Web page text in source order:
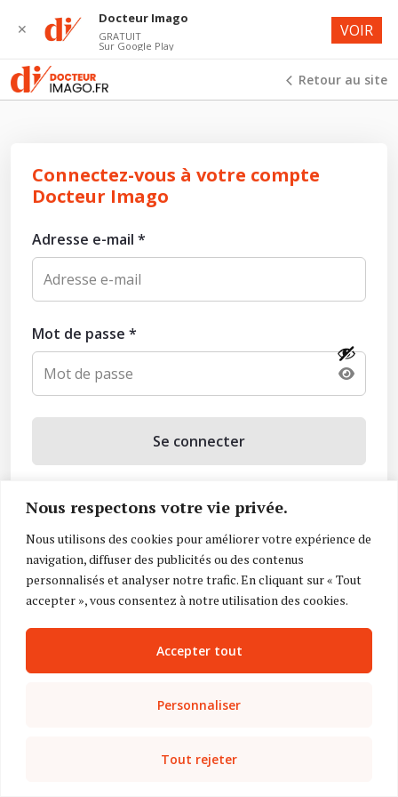
Nous respectons votre vie privée.
Nous utilisons des cookies pour améliorer votre expérience de
navigation, diffuser des publicités ou des contenus
personnalisés et analyser notre trafic. En cliquant sur « Tout
accepter », vous consentez à notre utilisation des cookies.
Personnaliser
Tout rejeter
Accepter tout
Retour au site
Connectez-vous à votre compte
Docteur Imago
Adresse e-mail *
Mot de passe *
Se connecter
Mot de passe oublié ?
Vous n’avez pas de compte ? Inscrivez-vous
✕
Docteur Imago
GRATUIT
Sur Google Play
VOIR